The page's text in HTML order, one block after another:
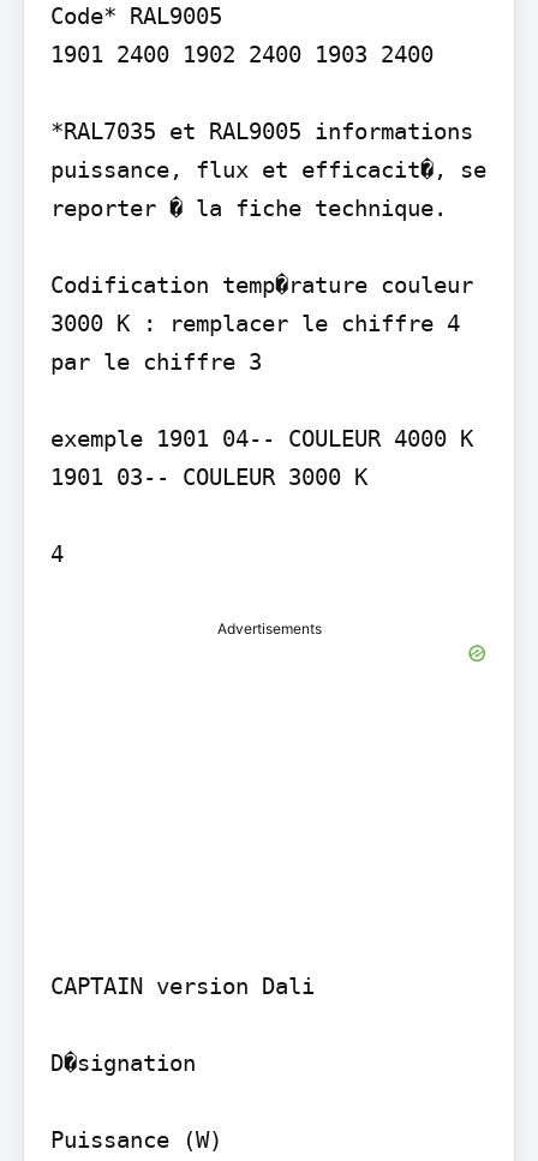
Code* RAL9005
1901 2400 1902 2400 1903 2400
*RAL7035 et RAL9005 informations
puissance, flux et efficacit�, se
reporter � la fiche technique.
Codification temp�rature couleur
3000 K : remplacer le chiffre 4
par le chiffre 3
exemple 1901 04-- COULEUR 4000 K
1901 03-- COULEUR 3000 K
4
Advertisements
CAPTAIN version Dali
D�signation
Puissance (W)